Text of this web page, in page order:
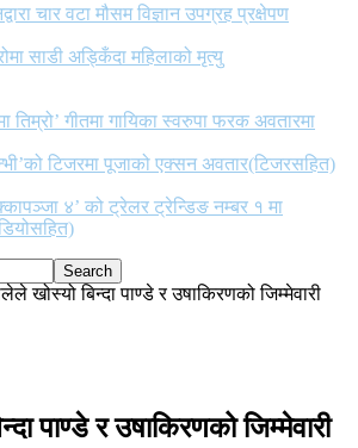
चार वटा मौसम विज्ञान उपग्रह प्रक्षेपण
साडी अड्किँदा महिलाको मृत्यु
तिम्रो’ गीतमा गायिका स्वरुपा फरक अवतारमा
टिजरमा पूजाको एक्सन अवतार(टिजरसहित)
४’ को ट्रेलर ट्रेन्डिङ नम्बर १ मा
खोस्यो बिन्दा पाण्डे र उषाकिरणको जिम्मेवारी
पाण्डे र उषाकिरणको जिम्मेवारी